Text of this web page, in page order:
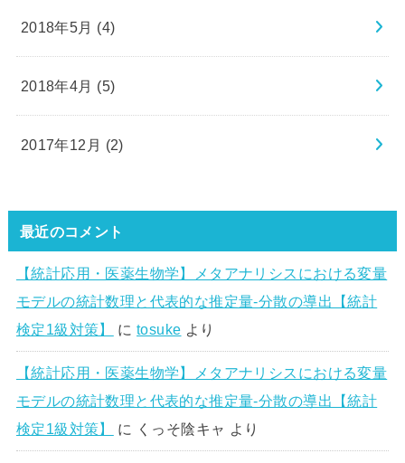
2018年5月 (4)
2018年4月 (5)
2017年12月 (2)
最近のコメント
【統計応用・医薬生物学】メタアナリシスにおける変量
モデルの統計数理と代表的な推定量-分散の導出【統計
検定1級対策】
にtosuke より
【統計応用・医薬生物学】メタアナリシスにおける変量
モデルの統計数理と代表的な推定量-分散の導出【統計
検定1級対策】
に くっそ陰キャ より